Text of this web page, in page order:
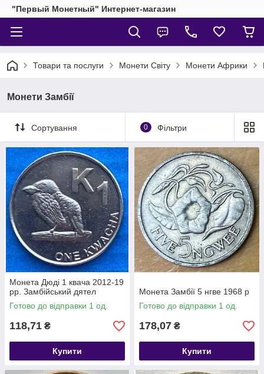
"Первый Монетный" Интернет-магазин
Товари та послуги Монети Світу Монети Африки
Монети Замбії
Сортування 0 Фільтри
Монета Дюді 1 квача 2012-19
рр. Замбійський дятел
Готово до відправки 1 од.
118,71 ₴
Купити
Монета Замбії 5 нгве 1968 р
Готово до відправки 1 од.
178,07 ₴
Купити